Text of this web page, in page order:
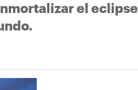
el eclipse